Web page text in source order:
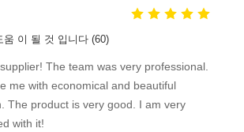
움 이 될 것 입니다 (60)
The team was very professional.
me with economical and beautiful
The product is very good. I am very
with it!